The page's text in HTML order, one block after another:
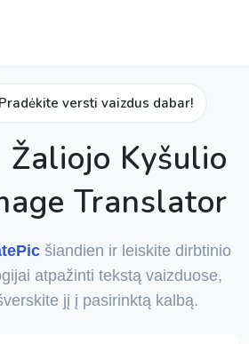
Pradėkite versti vaizdus dabar!
Kyšulio
Translator
šiandien ir leiskite dirbtinio
atpažinti tekstą vaizduose,
jį į pasirinktą kalbą.